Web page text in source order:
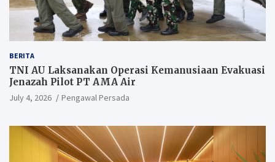
BERITA
TNI AU Laksanakan Operasi Kemanusiaan Evakuasi
Jenazah Pilot PT AMA Air
July 4, 2026 Pengawal Persada